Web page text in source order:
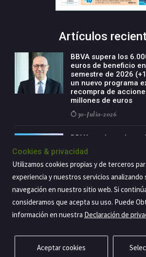
Artículos
BBVA supera los
euros de beneficio
semestre de 2026
un nuevo programa
recompra de
millones de euros
30-Julio-2026
BBVA acelera el
negocio agro con un
de especialización
países
29-Julio-2026
Copyright@2026 Estrategia
Cookies & privacidad
Utilizamos cookies propias y de terceros
experiencia y nuestros servicios analizando
navegación en nuestro sitio web. Si
consideramos que acepta su uso. Puede
información en nuestra Declaración de
Aceptar cookies